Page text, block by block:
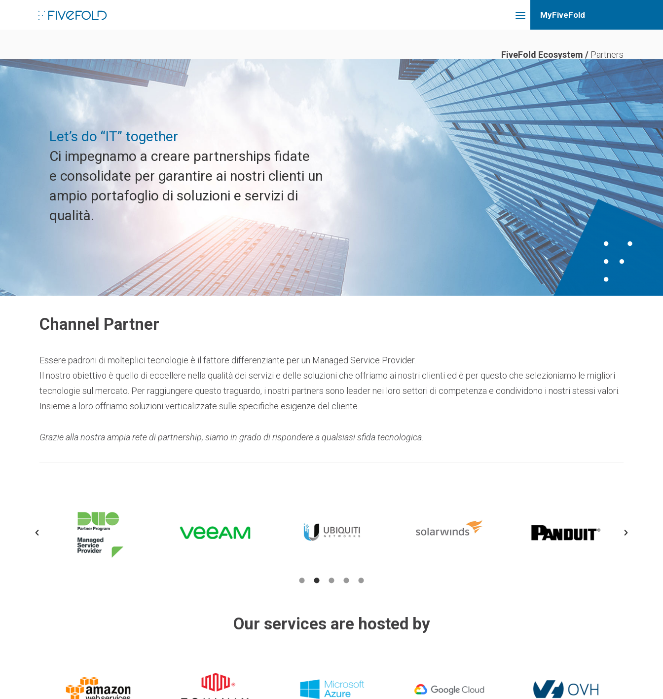
FiveFold Ecosystem / Partners
Let’s do “IT” together
Ci impegnamo a creare partnerships fidate
e consolidate per garantire ai nostri clienti un
ampio portafoglio di soluzioni e servizi di
qualità.
Channel Partner
Essere padroni di molteplici tecnologie è il fattore differenziante per un Managed Service Provider.
Il nostro obiettivo è quello di eccellere nella qualità dei servizi e delle soluzioni che offriamo ai nostri clienti ed è per questo che selezioniamo le migliori
tecnologie sul mercato. Per raggiungere questo traguardo, i nostri partners sono leader nei loro settori di competenza e condividono i nostri stessi valori.
Insieme a loro offriamo soluzioni verticalizzate sulle specifiche esigenze del cliente.
Grazie alla nostra ampia rete di partnership, siamo in grado di rispondere a qualsiasi sfida tecnologica.
Our services are hosted by